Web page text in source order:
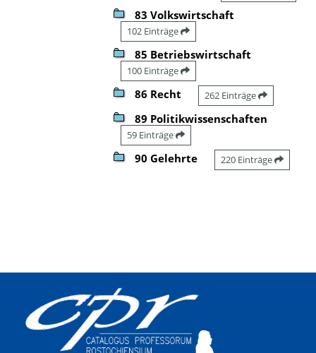
83 Volkswirtschaft
102 Einträge
85 Betriebswirtschaft
100 Einträge
86 Recht 262 Einträge
89 Politikwissenschaften
59 Einträge
90 Gelehrte 220 Einträge